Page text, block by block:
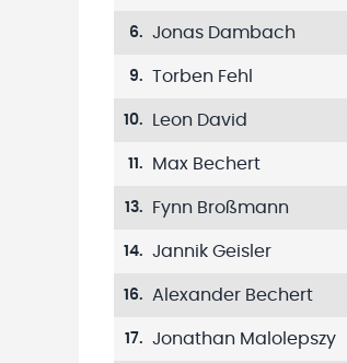
6. Jonas Dambach
9. Torben Fehl
10. Leon David
11 . Max Bechert
13. Fynn Broßmann
14. Jannik Geisler
16. Alexander Bechert
17. Jonathan Malolepszy